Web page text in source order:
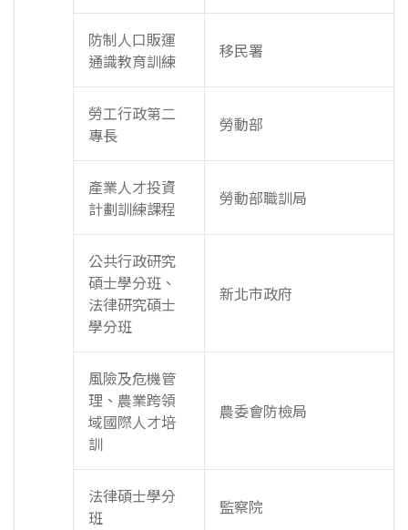
防制人口販運
通識教育訓練
移民署
勞工行政第二
專長
勞動部
產業人才投資
計劃訓練課程
勞動部職訓局
公共行政研究
碩士學分班、
法律研究碩士
學分班
新北市政府
風險及危機管
理、農業跨領
域國際人才培
訓
農委會防檢局
法律碩士學分
班
監察院